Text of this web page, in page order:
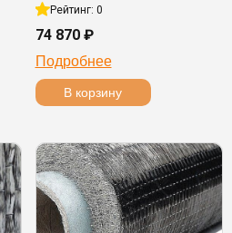
Рейтинг: 0
74 870 ₽
Подробнее
В корзину